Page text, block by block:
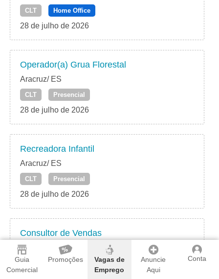
Guia
Comercial
Promoções
Vagas de
Emprego
Anuncie
Aqui
Conta
CLT Home Office
28 de julho de 2026
Operador(a) Grua Florestal
Aracruz/ ES
CLT Presencial
28 de julho de 2026
Recreadora Infantil
Aracruz/ ES
CLT Presencial
28 de julho de 2026
Consultor de Vendas
Aracruz/ ES
CLT Presencial